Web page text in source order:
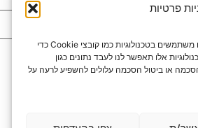
פרטיות
כדי לספק את חוויות המשתמש הטובות ביותר, אנו משתמשים בטכנולוגיות כמו קובצי Cookie כדי
אלו תאפשר לנו לעבד נתונים כגון
או ביטול הסכמה עלולים להשפיע לרעה על